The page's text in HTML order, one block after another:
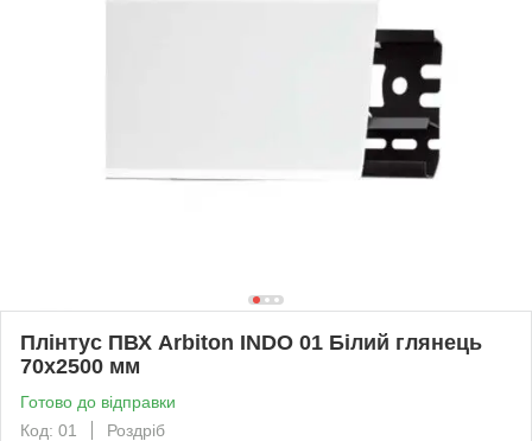
Плінтус ПВХ Arbiton INDO 01 Білий глянець
70x2500 мм
Готово до відправки
Код: 01
Роздріб